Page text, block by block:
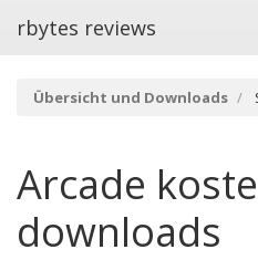
rbytes reviews
Übersicht und Downloads
Arcade
downloads